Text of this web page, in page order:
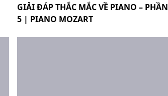
GIẢI ĐÁP THẮC MẮC VỀ PIANO – PHẦN
5 | PIANO MOZART